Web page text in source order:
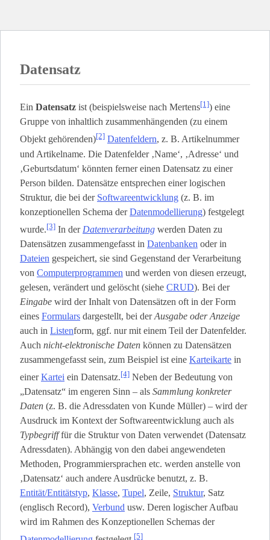
Datensatz
Ein Datensatz ist (beispielsweise nach Mertens[1]) eine
Gruppe von inhaltlich zusammenhängenden (zu einem
Objekt gehörenden)[2] Datenfeldern, z. B. Artikelnummer
und Artikelname. Die Datenfelder ‚Name‘, ‚Adresse‘ und
‚Geburtsdatum‘ könnten ferner einen Datensatz zu einer
Person bilden. Datensätze entsprechen einer logischen
Struktur, die bei der Softwareentwicklung (z. B. im
konzeptionellen Schema derDatenmodellierung) festgelegt
wurde.[3] In der Datenverarbeitung werden Daten zu
Datensätzen zusammengefasst in Datenbanken oder in
Dateien gespeichert, sie sind Gegenstand der Verarbeitung
von Computerprogrammen und werden von diesen erzeugt,
gelesen, verändert und gelöscht (siehe CRUD). Bei der
Eingabe wird der Inhalt von Datensätzen oft in der Form
eines Formulars dargestellt, bei derAusgabe oder Anzeige
auch in Listen­form, ggf. nur mit einem Teil der Datenfelder.
Auch nicht-elektronische Daten können zu Datensätzen
zusammengefasst sein, zum Beispiel ist eine Karteikarte in
einerKartei ein Datensatz.[4] Neben der Bedeutung von
„Datensatz“ im engeren Sinn – als Sammlung konkreter
Daten (z. B. die Adressdaten von Kunde Müller) – wird der
Ausdruck im Kontext der Softwareentwicklung auch als
Typbegrifffür die Struktur von Daten verwendet (Datensatz
Adressdaten). Abhängig von den dabei angewendeten
Methoden, Programmiersprachen etc. werden anstelle von
‚Datensatz‘ auch andere Ausdrücke benutzt, z. B.
Entität/Entitätstyp, Klasse, Tupel, Zeile, Struktur, Satz
(englisch Record), Verbund usw. Deren logischer Aufbau
wird im Rahmen des Konzeptionellen Schemas der
[5]